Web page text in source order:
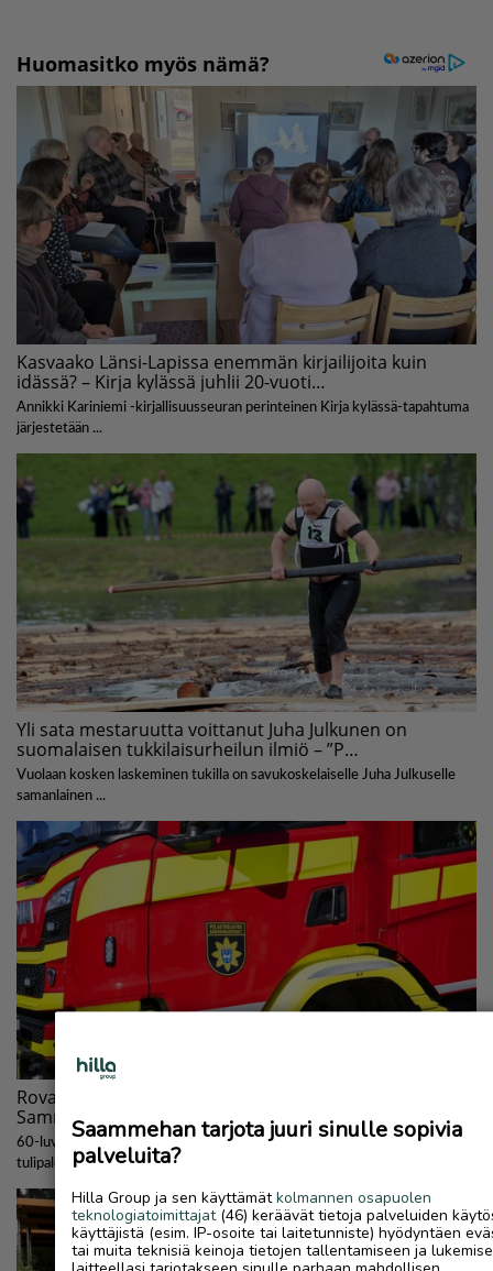
Saammehan tarjota juuri sinulle sopivia
palveluita?
Hilla Group ja sen käyttämätkolmannen osapuolen
teknologiatoimittajat(46) keräävät tietoja palveluiden
käyttäjistä (esim. IP-osoite tai laitetunniste) hyödyntäen
tai muita teknisiä keinoja tietojen tallentamiseen ja